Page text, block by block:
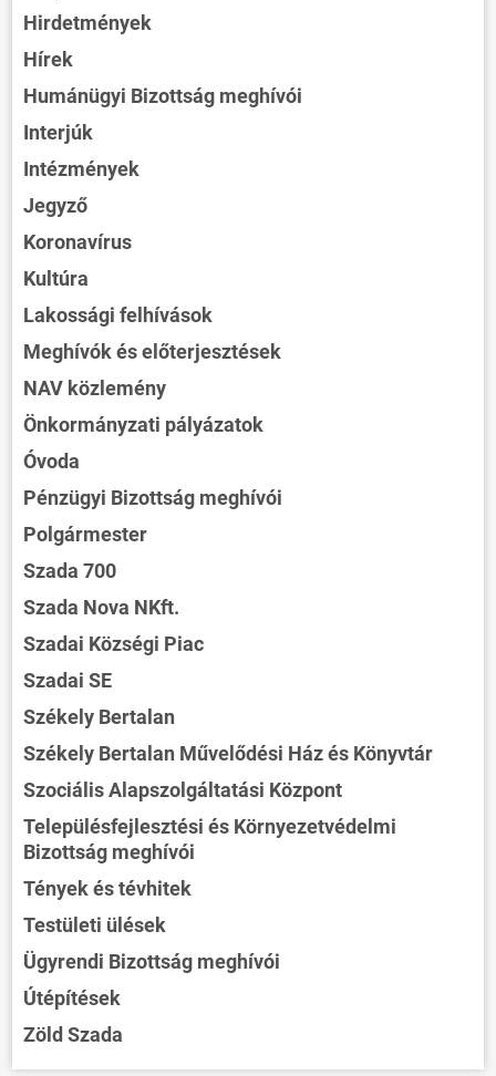
Hirdetmények
Hírek
Humánügyi Bizottság meghívói
Interjúk
Intézmények
Jegyző
Koronavírus
Kultúra
Lakossági felhívások
Meghívók és előterjesztések
NAV közlemény
Önkormányzati pályázatok
Óvoda
Pénzügyi Bizottság meghívói
Polgármester
Szada 700
Szada Nova NKft.
Szadai Községi Piac
Szadai SE
Székely Bertalan
Székely Bertalan Művelődési Ház és Könyvtár
Szociális Alapszolgáltatási Központ
Településfejlesztési és Környezetvédelmi
Bizottság meghívói
Tények és tévhitek
Testületi ülések
Ügyrendi Bizottság meghívói
Útépítések
Zöld Szada